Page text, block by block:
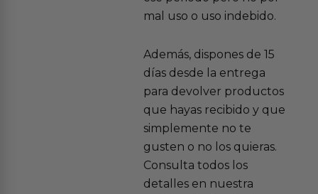
mal uso o uso indebido.
Además, dispones de 15
días desde la entrega
para devolver productos
que hayas recibido y que
simplemente no te
gusten o no los quieras.
Consulta todos los
detalles en nuestra